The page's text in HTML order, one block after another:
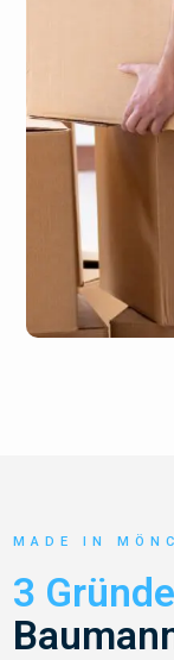
MADE IN
3 Gründe